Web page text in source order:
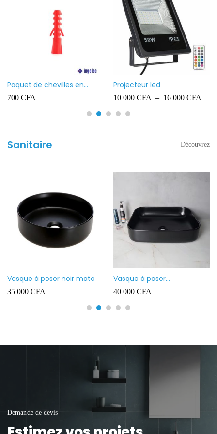
Paquet de chevilles en
plastique Ingelec – 8
700 CFA
Projecteur led
10 000 CFA – 16 000 CFA
Sanitaire Découvrez
Vasque à poser noir mate
35 000 CFA
Vasque à poser
rectangulaire noir mate
40 000 CFA
Demande de devis